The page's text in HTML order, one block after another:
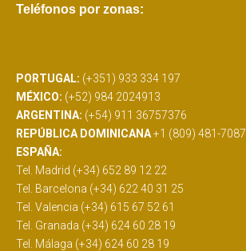
Teléfonos por zonas:
PORTUGAL: (+351) 933 334 197
MÉXICO: (+52) 984 2024913
ARGENTINA: (+54) 911 36757376
REPÚBLICA DOMINICANA+1 (809) 481-7087
ESPAÑA:
Tel. Madrid (+34) 652 89 12 22
Tel. Barcelona (+34) 622 40 31 25
Tel. Valencia (+34) 615 67 52 61
Tel. Granada (+34) 624 60 28 19
Tel. Málaga (+34) 624 60 28 19